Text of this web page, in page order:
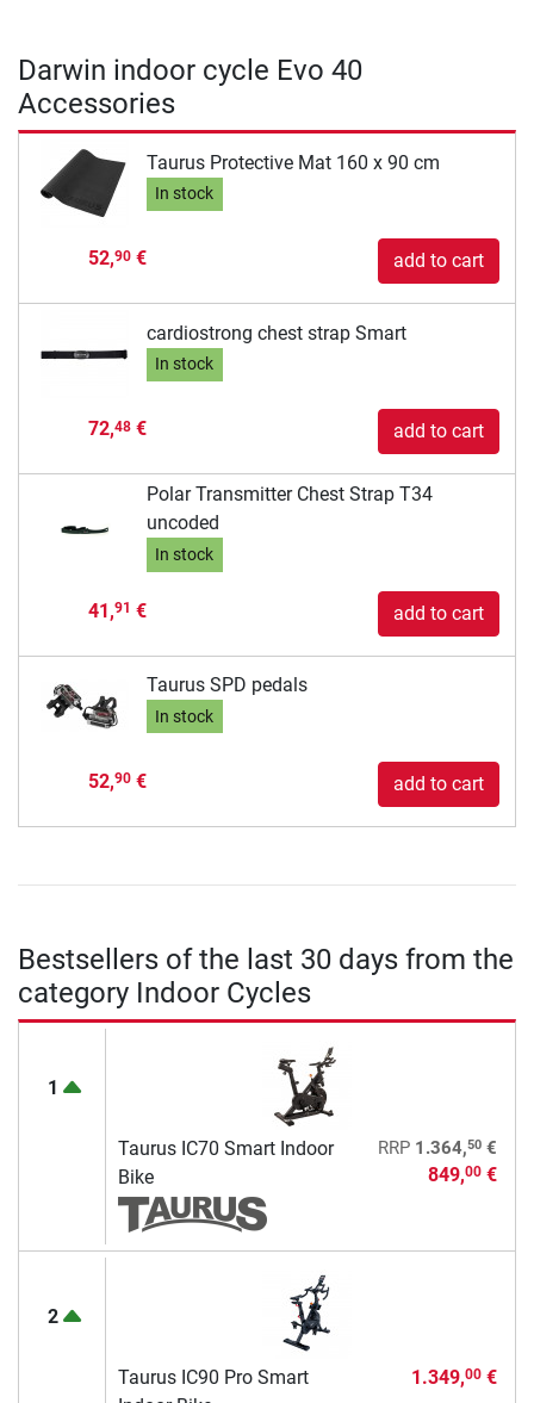
Darwin indoor cycle Evo 40
Accessories
Taurus Protective Mat 160 x 90 cm
In stock
52,90€ add to cart
cardiostrong chest strap Smart
In stock
72,48€ add to cart
Polar Transmitter Chest Strap T34
uncoded
In stock
41,91 € add to cart
Taurus SPD pedals
In stock
52,90€ add to cart
Bestsellers of the last 30 days from the
category Indoor Cycles
1
Taurus IC70 Smart Indoor
Bike
RRP 1.364,50€
849,00€
2
Taurus IC90 Pro Smart
1.349,00€